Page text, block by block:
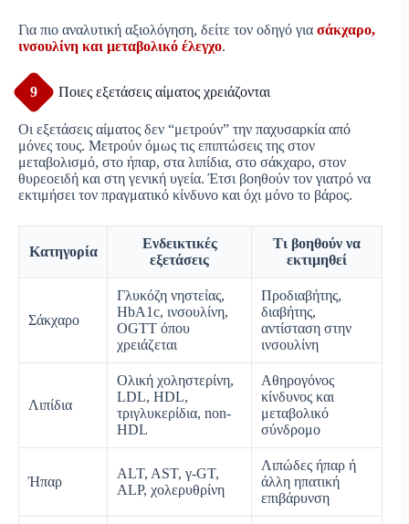
Για πιο αναλυτική αξιολόγηση, δείτε τον οδηγό για σάκχαρο,
ινσουλίνη και μεταβολικό έλεγχο.
9 Ποιες εξετάσεις αίματος χρειάζονται
Οι εξετάσεις αίματος δεν “μετρούν” την παχυσαρκία από
μόνες τους. Μετρούν όμως τις επιπτώσεις της στον
μεταβολισμό, στο ήπαρ, στα λιπίδια, στο σάκχαρο, στον
θυρεοειδή και στη γενική υγεία. Έτσι βοηθούν τον γιατρό να
εκτιμήσει τον πραγματικό κίνδυνο και όχι μόνο το βάρος.
Κατηγορία
Ενδεικτικές
εξετάσεις
Τι βοηθούν να
εκτιμηθεί
Σάκχαρο
Γλυκόζη νηστείας,
HbA1c, ινσουλίνη,
OGTT όπου
χρειάζεται
Προδιαβήτης,
διαβήτης,
αντίσταση στην
ινσουλίνη
Λιπίδια
Ολική χοληστερίνη,
LDL, HDL,
τριγλυκερίδια, non-
HDL
Αθηρογόνος
κίνδυνος και
μεταβολικό
σύνδρομο
Ήπαρ
ALT, AST, γ-GT,
ALP, χολερυθρίνη
Λιπώδες ήπαρ ή
άλλη ηπατική
επιβάρυνση